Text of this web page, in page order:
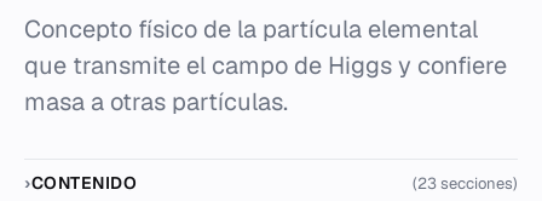
Concepto físico de la partícula elemental
que transmite el campo de Higgs y confiere
masa a otras partículas.
CONTENIDO (23 secciones)